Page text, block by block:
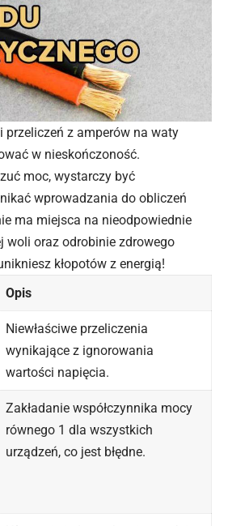
z amperów na waty
w nieskończoność.
moc, wystarczy być
wprowadzania do obliczeń
ma miejsca na nieodpowiednie
woli oraz odrobinie zdrowego
kłopotów z energią!
Opis
Niewłaściwe przeliczenia
wynikające z ignorowania
wartości napięcia.
Zakładanie współczynnika mocy
równego 1 dla wszystkich
urządzeń, co jest błędne.